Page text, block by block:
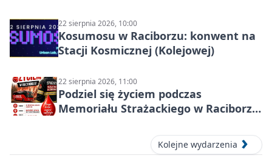
22 sierpnia 2026, 10:00
Kosumosu w Raciborzu: konwent na
Stacji Kosmicznej (Kolejowej)
22 sierpnia 2026, 11:00
Podziel się życiem podczas
Memoriału Strażackiego w Raciborzu
Kolejne wydarzenia